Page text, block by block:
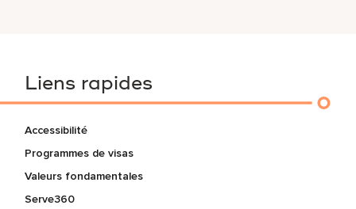
Liens rapides
Accessibilité
Programmes de visas
Valeurs fondamentales
Serve360